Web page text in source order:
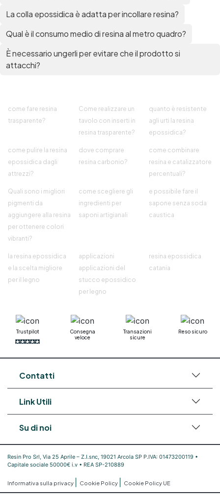
La colla epossidica è adatta per incollare resina?
Qual è il consumo medio di resina al metro quadro?
È necessario ungerli per evitare che il prodotto si
attacchi?
come fare resina
trasparente?
Come realizzare un
tavolo con inserti in
resina trasparente?
quanto è resistente
agli urti la resina
epossidica?
come pulire la resina
epossidica dagli
attrezzi?
dove comprare
resina carbonio?
come combinare
resina e catalizzatore
percentuali?
Quali sono i migliori
pigmenti da
aggiungere alla resina
per ottenere colori
vibranti?
come scegliere gli
ingredienti per
saponi artigianali
e possibile fare il
sapone senza soda
caustica
la resina epossidica
e la scelta migliore
per il legno
applicazioni
applicazioni del
stucco epossidico
per legno
resina epossidica
catania
Trustpilot
Consegna
veloce
Transazioni
sicure
Reso sicuro
Contatti
Link Utili
Su di noi
Resin Pro Srl, Via 25 Aprile – Z.I.snc, 19021 Arcola SP P.IVA: 01473200119 •
Capitale sociale 50000€ i.v • REA SP-210889
Informativa sulla privacy Cookie Policy Cookie Policy UE